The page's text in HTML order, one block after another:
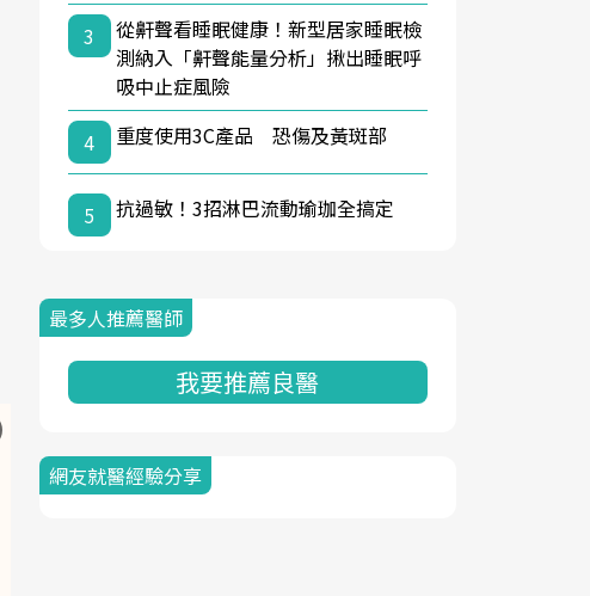
3
從鼾聲看睡眠健康！新型居家睡眠檢
測納入「鼾聲能量分析」揪出睡眠呼
吸中止症風險
4
重度使用3C產品 恐傷及黃斑部
5 抗過敏！3招淋巴流動瑜珈全搞定
最多人推薦醫師
我要推薦良醫
網友就醫經驗分享